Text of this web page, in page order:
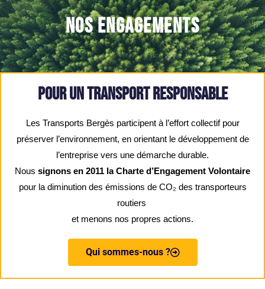
NOS ENGAGEMENTS
Pour un transport responsable
Les Transports Bergès participent à l’effort collectif pour
préserver l’environnement, en orientant le développement de
l’entreprise vers une démarche durable.
Nous signons en 2011 la Charte d’Engagement Volontaire
pour la diminution des émissions de CO₂ des transporteurs
routiers
et menons nos propres actions.
Qui sommes-nous ?